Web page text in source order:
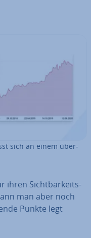
sich an einem über­
ihren Sicht­bar­keits­
man aber noch
Punkte legt